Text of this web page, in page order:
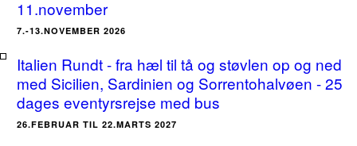
11.november
7.-13.NOVEMBER 2026
Italien Rundt - fra hæl til tå og støvlen op og ned
med Sicilien, Sardinien og Sorrentohalvøen - 25
dages eventyrsrejse med bus
26.FEBRUAR TIL 22.MARTS 2027